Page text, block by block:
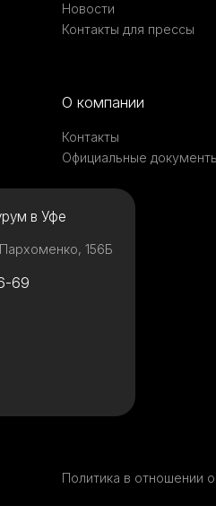
Новости
Контакты для прессы
О компании
Контакты
Официальные
в Уфе
156Б
69
Политика в отношении